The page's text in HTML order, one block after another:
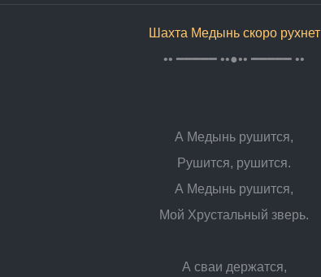
Шахта Медынь скоро рухнет
•• ━━━━━ ••●•• ━━━━━ ••
А Медынь рушится,
Рушится, рушится.
А Медынь рушится,
Мой Хрустальный зверь.
А сваи держатся,